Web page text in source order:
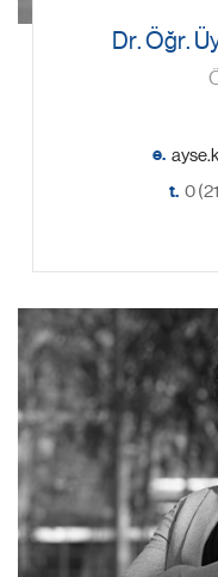
Dr. Öğr.
e.
t. 0